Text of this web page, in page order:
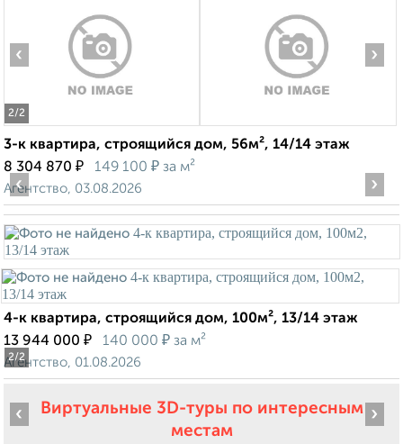
2/2
‹ ›
3-к квартира, строящийся дом, 56м², 14/14 этаж
8 304 870 ₽ 149 100 ₽ за м²
Агентство, 03.08.2026
2/2
‹ ›
4-к квартира, строящийся дом, 100м², 13/14 этаж
13 944 000 ₽ 140 000 ₽ за м²
Агентство, 01.08.2026
Виртуальные 3D-туры по интересным
местам
‹ ›